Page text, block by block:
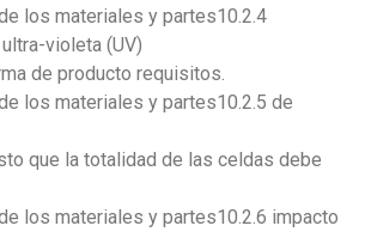
los materiales y partes10.2.4
violeta (UV)
de producto requisitos.
los materiales y partes10.2.5 de
que la totalidad de las celdas debe
los materiales y partes10.2.6 impacto